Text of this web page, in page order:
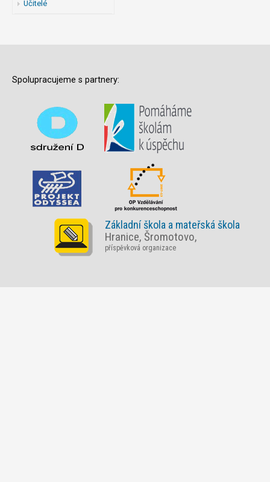
Učitelé
Spolupracujeme s partnery:
Základní škola a mateřská škola
Hranice, Šromotovo,
příspěvková organizace